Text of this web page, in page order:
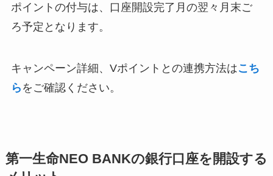
ポイントの付与は、口座開設完了月の翌々月末ご
ろ予定となります。
キャンペーン詳細、Vポイントとの連携方法はこち
ら をご確認ください。
第一生命NEO BANKの銀行口座を開設する